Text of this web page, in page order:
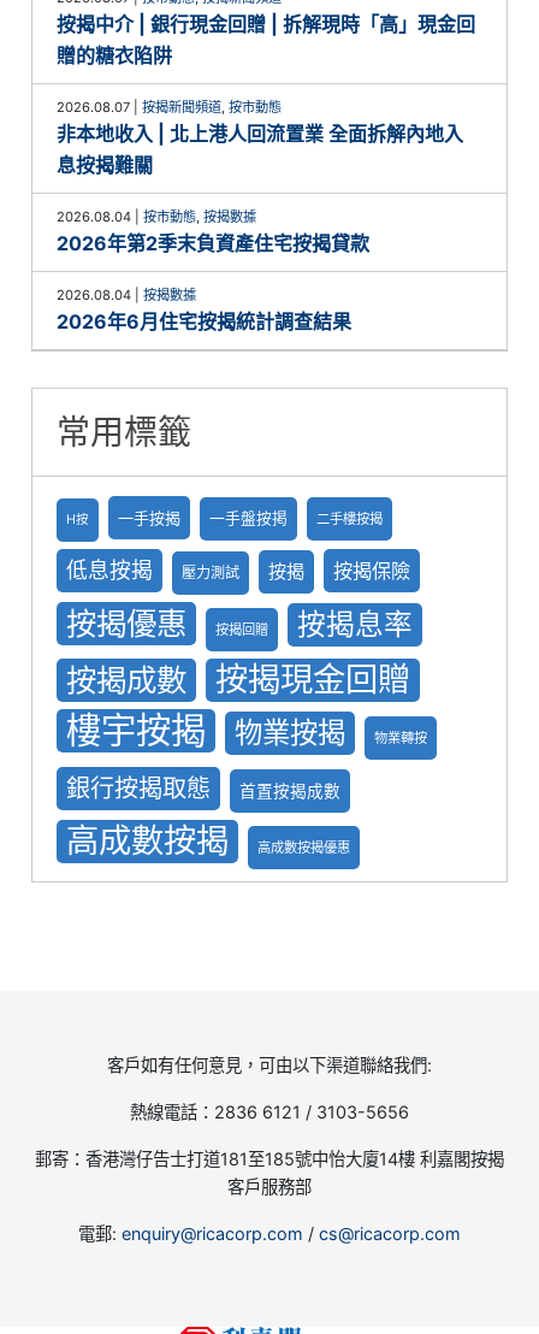
按揭中介 | 銀行現金回贈 | 拆解現時「高」現金回
贈的糖衣陷阱
2026.08.07 |按揭新聞頻道,按市動態
非本地收入 | 北上港人回流置業 全面拆解內地入
息按揭難關
2026.08.04 |按市動態,按揭數據
2026年第2季末負資產住宅按揭貸款
2026.08.04 |按揭數據
2026年6月住宅按揭統計調查結果
常用標籤
H按 一手按揭 一手盤按掲 二手樓按揭
低息按揭 壓力測試 按揭 按揭保險
按揭優惠 按揭回贈 按揭息率
按揭成數 按揭現金回贈
樓宇按揭 物業按揭 物業轉按
銀行按揭取態 首置按揭成數
高成數按揭 高成數按揭優惠
客戶如有任何意見，可由以下渠道聯絡我們:
熱線電話：2836 6121 / 3103-5656
郵寄：香港灣仔告士打道181至185號中怡大廈14樓 利嘉閣按揭
客戶服務部
電郵: enquiry@ricacorp.com / cs@ricacorp.com